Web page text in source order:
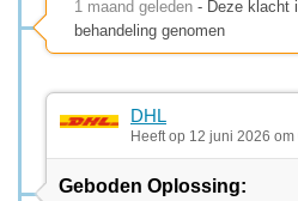
1 maand geleden - Deze klacht
behandeling genomen
DHL
Heeft op 12 juni 2026
Geboden Oplossing: